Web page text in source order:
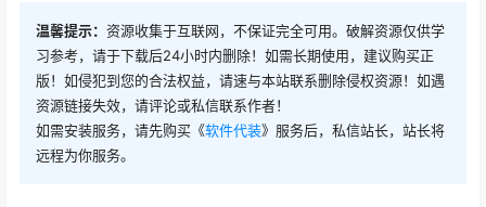
温馨提示： 资源收集于互联网，不保证完全可用。破解资源仅供学
习参考，请于下载后24小时内删除！如需长期使用，建议购买正
版！如侵犯到您的合法权益，请速与本站联系删除侵权资源！如遇
资源链接失效，请评论或私信联系作者！
如需安装服务，请先购买《软件代装》服务后，私信站长，站长将
远程为你服务。